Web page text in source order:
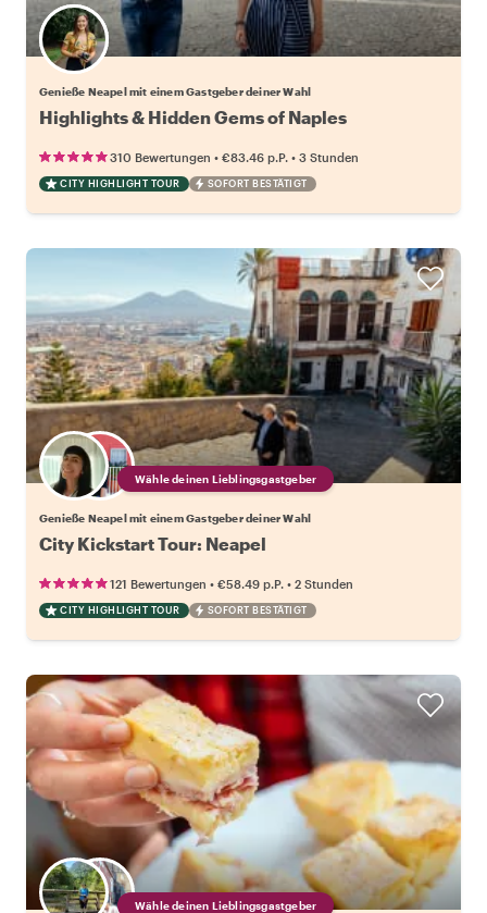
Wähle deinen Lieblingsgastgeber
Genieße Neapel mit einem Gastgeber deiner Wahl
Highlights & Hidden Gems of Naples
310 Bewertungen • €83.46 p.P. • 3 Stunden
CITY HIGHLIGHT TOUR SOFORT BESTÄTIGT
Wähle deinen Lieblingsgastgeber
Genieße Neapel mit einem Gastgeber deiner Wahl
City Kickstart Tour: Neapel
121 Bewertungen • €58.49 p.P. • 2 Stunden
CITY HIGHLIGHT TOUR SOFORT BESTÄTIGT
Wähle deinen Lieblingsgastgeber